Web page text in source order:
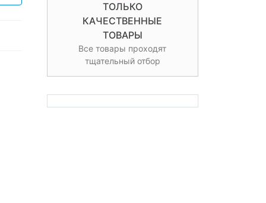
ТОЛЬКО
КАЧЕСТВЕННЫЕ
ТОВАРЫ
Все товары проходят
тщательный отбор